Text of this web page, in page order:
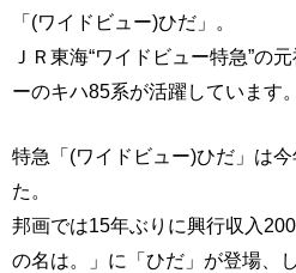
「(ワイドビュー)ひだ」。
ＪＲ東海“ワイドビュー特急”の
ーのキハ85系が活躍しています。
特急「(ワイドビュー)ひだ」は
た。
邦画では15年ぶりに興行収入
の名は。」に「ひだ」が登場、